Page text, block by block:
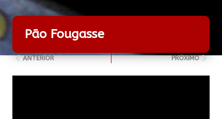
Pão Fougasse
ANTERIOR PRÓXIMO